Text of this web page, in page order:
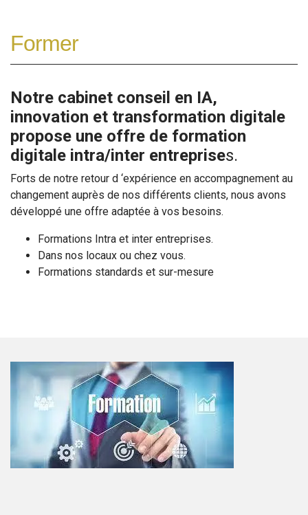
Former
Notre cabinet conseil en IA,
innovation et transformation digitale
propose une offre de formation
digitale intra/inter entreprises.
Forts de notre retour d ‘expérience en accompagnement au
changement auprès de nos différents clients, nous avons
développé une offre adaptée à vos besoins.
Formations Intra et inter entreprises.
Dans nos locaux ou chez vous.
Formations standards et sur-mesure